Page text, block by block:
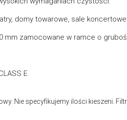
domy towarowe, sale
mm zamocowane w ramce o
E
Nie specyfikujemy ilości kieszeni.